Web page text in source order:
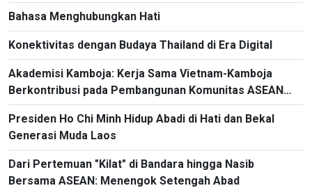
Bahasa Menghubungkan Hati
Konektivitas dengan Budaya Thailand di Era Digital
Akademisi Kamboja: Kerja Sama Vietnam-Kamboja
Berkontribusi pada Pembangunan Komunitas ASEAN
yang Bersolidaritas, Mandiri dan Makmur
Presiden Ho Chi Minh Hidup Abadi di Hati dan Bekal
Generasi Muda Laos
Dari Pertemuan "Kilat" di Bandara hingga Nasib
Bersama ASEAN: Menengok Setengah Abad